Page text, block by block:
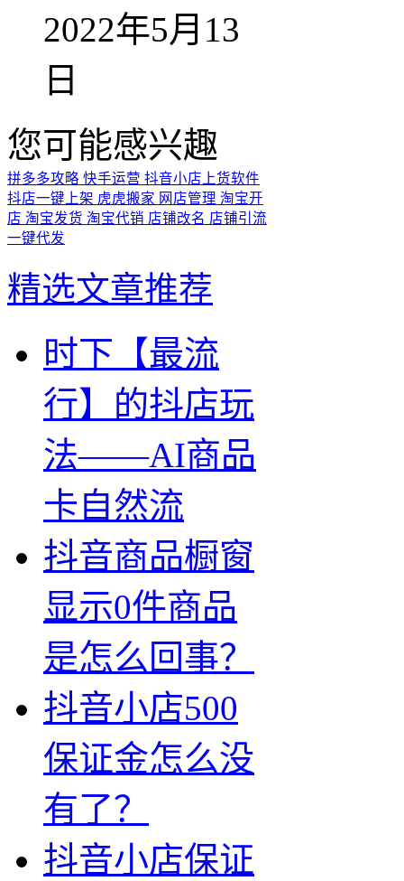
2022年5月13
日
您可能感兴趣
拼多多攻略 快手运营 抖音小店上货软件
抖店一键上架 虎虎搬家 网店管理 淘宝开
店 淘宝发货 淘宝代销 店铺改名 店铺引流
一键代发
精选文章推荐
时下【最流
行】的抖店玩
法——AI商品
卡自然流
抖音商品橱窗
显示0件商品
是怎么回事？
抖音小店500
保证金怎么没
有了？
抖音小店保证